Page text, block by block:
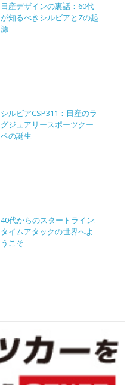
日産デザインの裏話：60代
が知るべきシルビアとZの起
源
シルビアCSP311：日産のラ
グジュアリースポーツクー
ペの誕生
40代からのスタートライン:
タイムアタックの世界へよ
うこそ